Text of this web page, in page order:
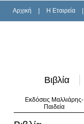
Αρχική H Εταιρεία
Βιβλία
Εκδόσεις Μαλλιάρης-
Παιδεία